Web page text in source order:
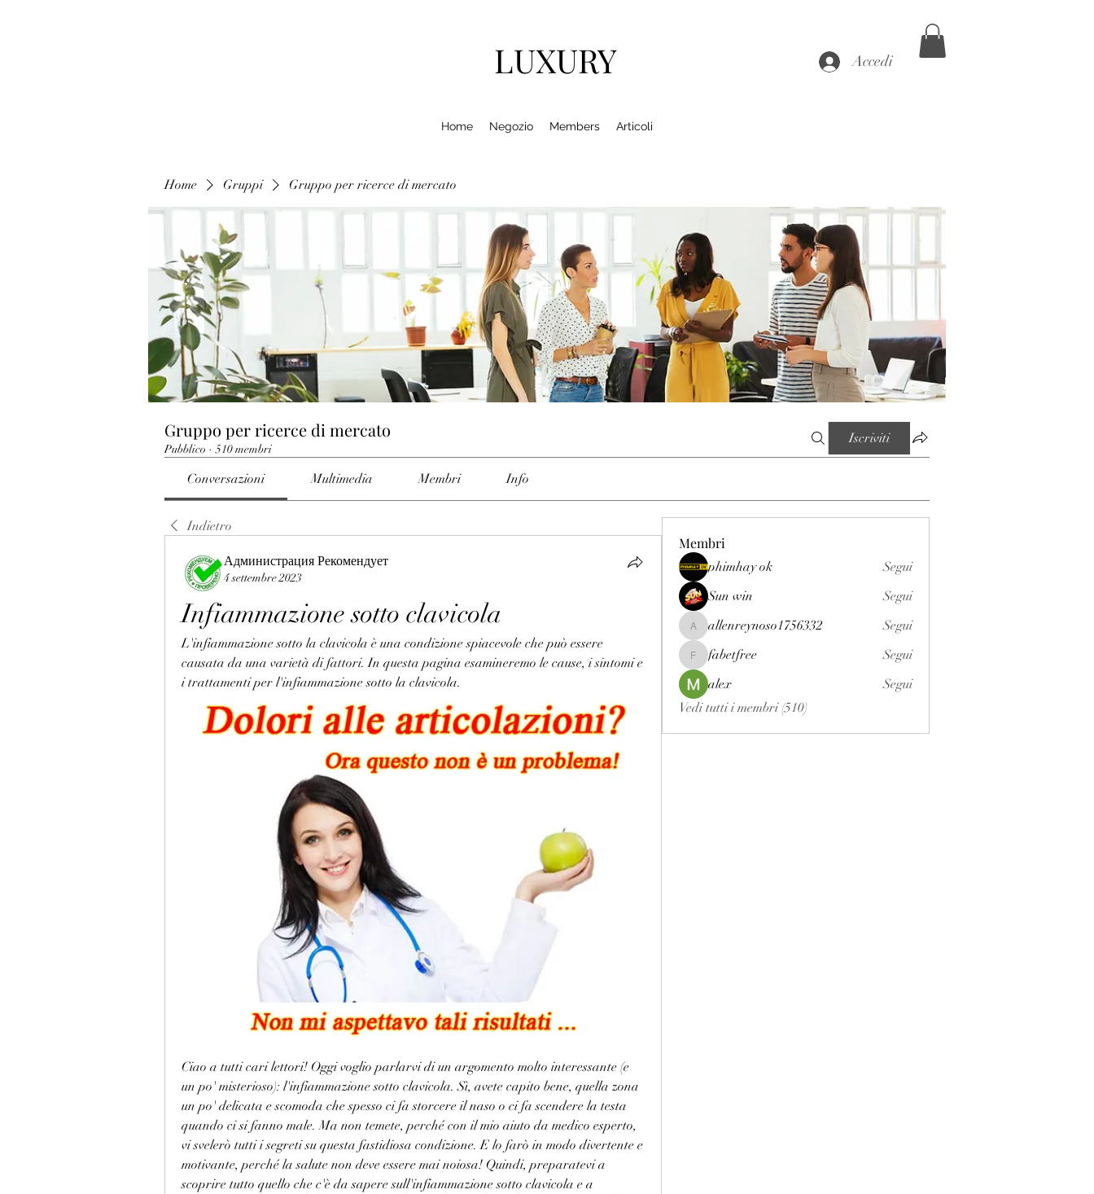
LUXURY Accedi
Home Negozio Members Articoli
Home Gruppi Gruppo per ricerce di mercato
Gruppo per ricerce di mercato
Pubblico · 510 membri
Iscriviti
Conversazioni Multimedia Membri Info
Indietro
Администрация Рекомендует
4 settembre 2023
Infiammazione sotto clavicola
L'infiammazione sotto la clavicola è una condizione spiacevole che può essere
causata da una varietà di fattori. In questa pagina esamineremo le cause, i sintomi e
i trattamenti per l'infiammazione sotto la clavicola.
Ciao a tutti cari lettori! Oggi voglio parlarvi di un argomento molto interessante (e
un po' misterioso): l'infiammazione sotto clavicola. Sì, avete capito bene, quella zona
un po' delicata e scomoda che spesso ci fa storcere il naso o ci fa scendere la testa
quando ci si fanno male. Ma non temete, perché con il mio aiuto da medico esperto,
vi svelerò tutti i segreti su questa fastidiosa condizione. E lo farò in modo divertente e
motivante, perché la salute non deve essere mai noiosa! Quindi, preparatevi a
scoprire tutto quello che c'è da sapere sull'infiammazione sotto clavicola e a
Membri
phimhay ok
Segui
Sun win
Segui
allenreynoso1756332
allenreynoso1756332 Segui
fabetfree
fabetfree
Segui
alex
Segui
Vedi tutti i membri (510)